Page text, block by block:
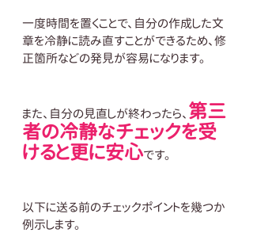
一度時間を置くことで、自分の作成した文
章を冷静に読み直すことができるため、修
正箇所などの発見が容易になります。
また、自分の見直しが終わったら、第三
者の冷静なチェックを受
けると更に安心です。
以下に送る前のチェックポイントを幾つか
例示します。